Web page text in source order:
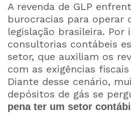
A revenda de GLP
burocracias para operar
legislação brasileira. Por
consultorias contábeis
setor, que auxiliam os
com as exigências
Diante desse cenário,
depósitos de gás se
pena ter um setor